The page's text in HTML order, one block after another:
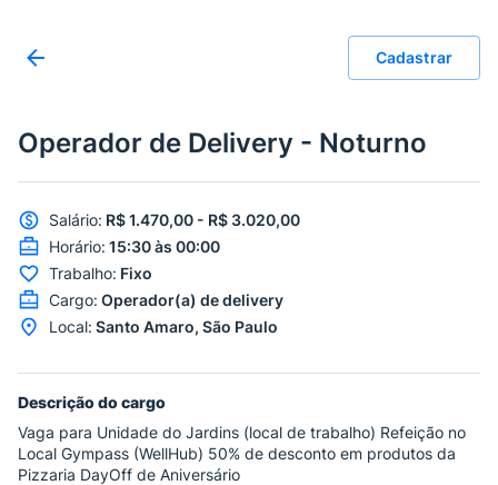
Cadastrar
Operador de Delivery - Noturno
Salário: R$ 1.470,00 - R$ 3.020,00
Horário: 15:30 às 00:00
Trabalho: Fixo
Cargo: Operador(a) de delivery
Local: Santo Amaro, São Paulo
Descrição do cargo
Vaga para Unidade do Jardins (local de trabalho) Refeição no
Local Gympass (WellHub) 50% de desconto em produtos da
Pizzaria DayOff de Aniversário